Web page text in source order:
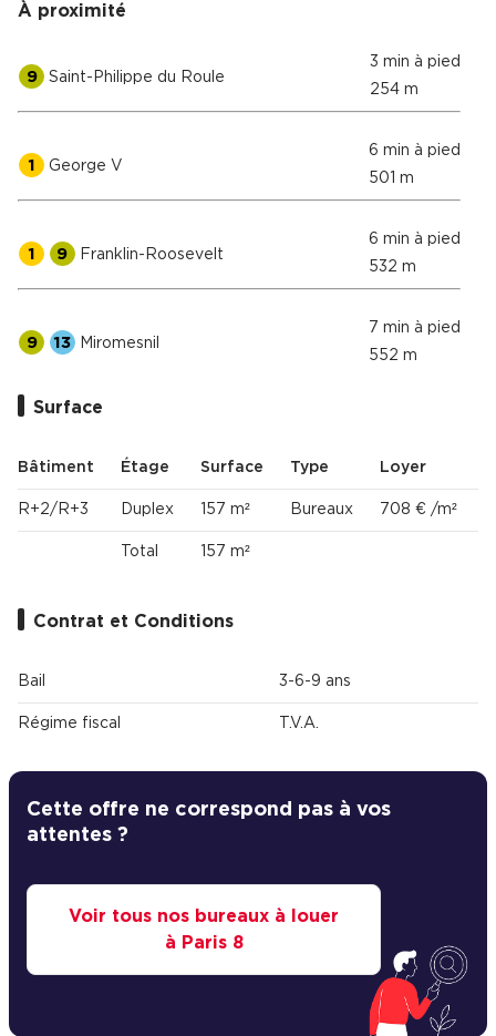
À proximité
9 Saint-Philippe du Roule
3 min à pied
254 m
1 George V
6 min à pied
501 m
1 9 Franklin-Roosevelt
6 min à pied
532 m
9 13 Miromesnil
7 min à pied
552 m
Surface
Bâtiment Étage Surface Type Loyer
R+2/R+3 Duplex 157 m² Bureaux 708 € /m²
Total 157 m²
Contrat et Conditions
Bail 3-6-9 ans
Régime fiscal T.V.A.
Cette offre ne correspond pas à vos
attentes ?
Voir tous nos bureaux à louer
à Paris 8